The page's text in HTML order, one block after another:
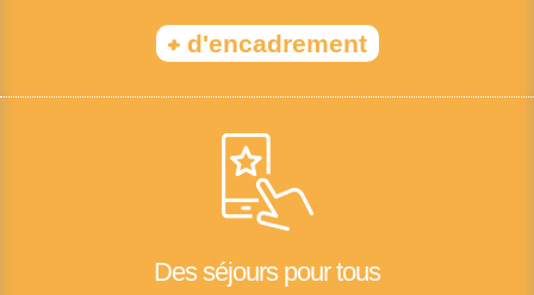
+d'encadrement
Des séjours pour tous